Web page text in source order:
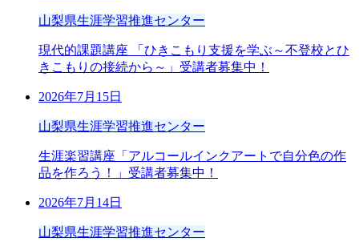
山梨県生涯学習推進センター
現代的課題講座 「ひきこもり支援を学ぶ～不登校とひ
きこもりの接続から～」受講者募集中！
2026年7月15日
山梨県生涯学習推進センター
生涯楽習講座「アルコールインクアートで自分色の作
品を作ろう！」受講者募集中！
2026年7月14日
山梨県生涯学習推進センター